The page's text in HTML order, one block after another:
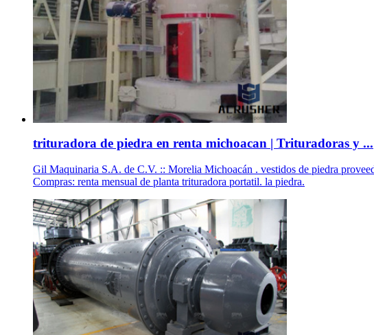
trituradora de piedra en renta michoacan | Trituradoras y ...
Gil Maquinaria S.A. de C.V. :: Morelia Michoacán . vestidos de piedra
Compras: renta mensual de planta trituradora portatil. la piedra.